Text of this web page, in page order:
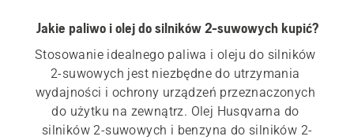
Jakie paliwo i olej do silników 2-suwowych kupić?
Stosowanie idealnego paliwa i oleju do silników
2-suwowych jest niezbędne do utrzymania
wydajności i ochrony urządzeń przeznaczonych
do użytku na zewnątrz. Olej Husqvarna do
silników 2-suwowych i benzyna do silników 2-